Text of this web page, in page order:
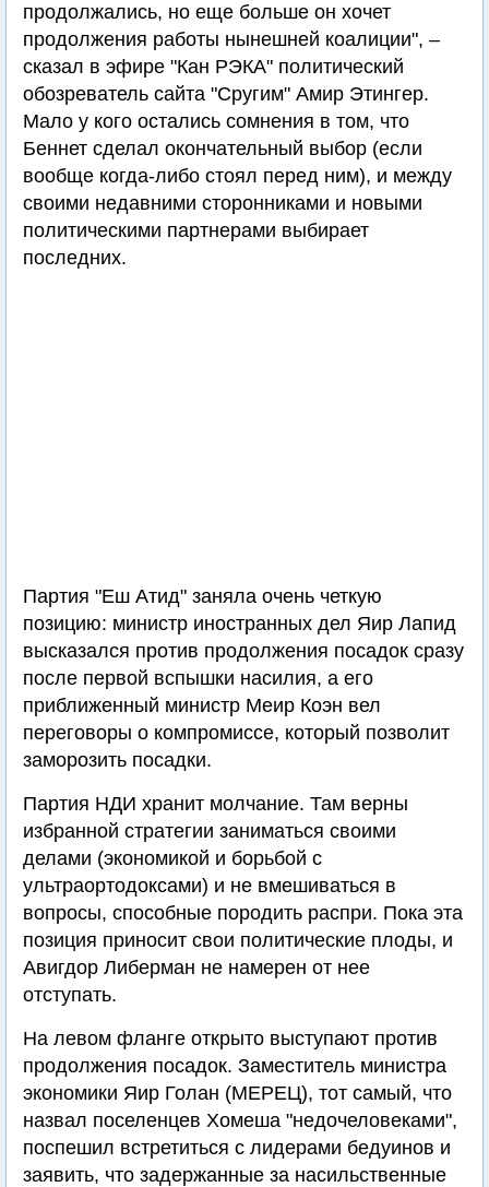
продолжались, но еще больше он хочет
продолжения работы нынешней коалиции", –
сказал в эфире "Кан РЭКА" политический
обозреватель сайта "Сругим" Амир Этингер.
Мало у кого остались сомнения в том, что
Беннет сделал окончательный выбор (если
вообще когда-либо стоял перед ним), и между
своими недавними сторонниками и новыми
политическими партнерами выбирает
последних.
Партия "Еш Атид" заняла очень четкую
позицию: министр иностранных дел Яир Лапид
высказался против продолжения посадок сразу
после первой вспышки насилия, а его
приближенный министр Меир Коэн вел
переговоры о компромиссе, который позволит
заморозить посадки.
Партия НДИ хранит молчание. Там верны
избранной стратегии заниматься своими
делами (экономикой и борьбой с
ультраортодоксами) и не вмешиваться в
вопросы, способные породить распри. Пока эта
позиция приносит свои политические плоды, и
Авигдор Либерман не намерен от нее
отступать.
На левом фланге открыто выступают против
продолжения посадок. Заместитель министра
экономики Яир Голан (МЕРЕЦ), тот самый, что
назвал поселенцев Хомеша "недочеловеками",
поспешил встретиться с лидерами бедуинов и
заявить, что задержанные за насильственные